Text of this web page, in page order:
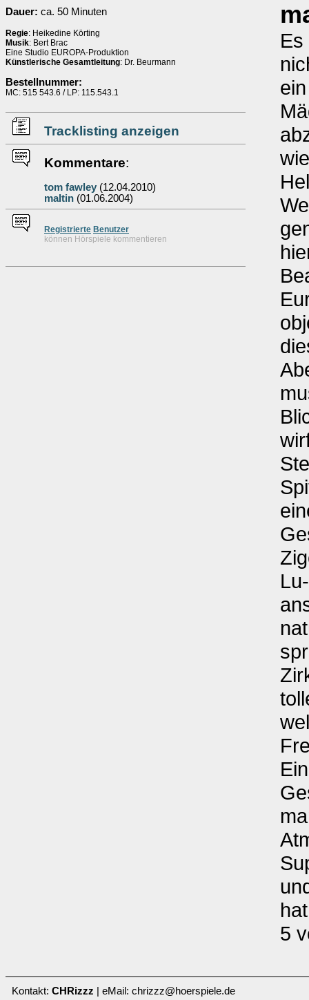
Dauer: ca. 50 Minuten
Regie: Heikedine Körting
Musik: Bert Brac
Eine Studio EUROPA-Produktion
Künstlerische Gesamtleitung: Dr. Beurmann
Bestellnummer:
MC: 515 543.6 / LP: 115.543.1
Tracklisting anzeigen
Kommentare:
tom fawley (12.04.2010)
maltin (01.06.2004)
Registrierte Benutzer
können Hörspiele kommentieren
Es
5
Kontakt: CHRizzz | eMail: chrizzz@hoerspiele.de